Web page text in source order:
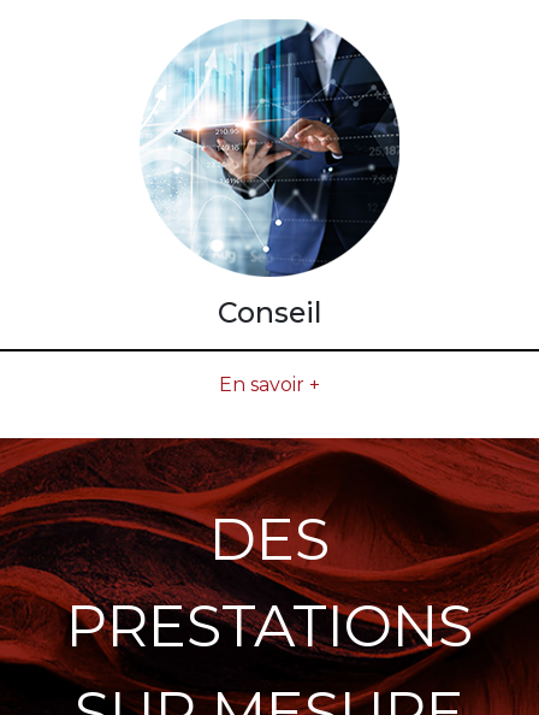
Conseil
En savoir +
DES
PRESTATIONS